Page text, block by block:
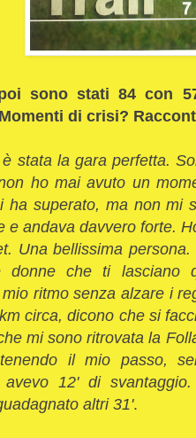
sono stati 84 con
di crisi?
stata la gara perfetta.
ho mai avuto un
ha superato, ma non mi
e andava davvero forte.
Una bellissima
donne che ti lasciano
ritmo senza alzare i
circa, dicono che si
mi sono ritrovata la
il mio passo,
avevo 12' di
altri 31'.